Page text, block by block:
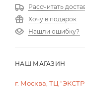
Рассчитать
Хочу в подарок
Нашли ошибку?
НАШ МАГАЗИН
г. Москва, ТЦ